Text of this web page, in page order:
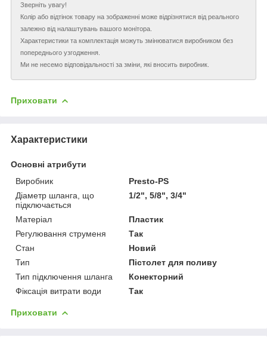
Зверніть увагу!
Колір або відтінок товару на зображенні може відрізнятися від реального
залежно від налаштувань вашого монітора.
Характеристики та комплектація можуть змінюватися виробником без
попереднього узгодження.
Ми не несемо відповідальності за зміни, які вносить виробник.
Приховати
Характеристики
Основні атрибути
Виробник
Presto-PS
Діаметр шланга, що
підключається
1/2", 5/8", 3/4"
Матеріал
Пластик
Регулювання струменя
Так
Стан
Новий
Тип
Пістолет для поливу
Тип підключення шланга
Конекторний
Фіксація витрати води
Так
Приховати